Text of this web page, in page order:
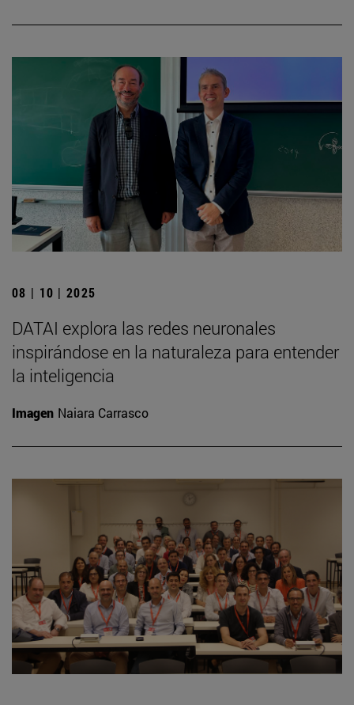
08 | 10 | 2025
DATAI explora las redes neuronales
inspirándose en la naturaleza para entender
la inteligencia
Imagen Naiara Carrasco